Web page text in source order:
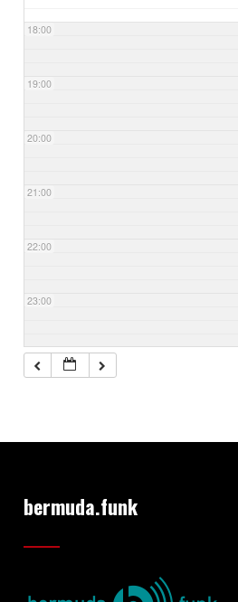
18:00
19:00
20:00
21:00
22:00
23:00
bermuda.funk